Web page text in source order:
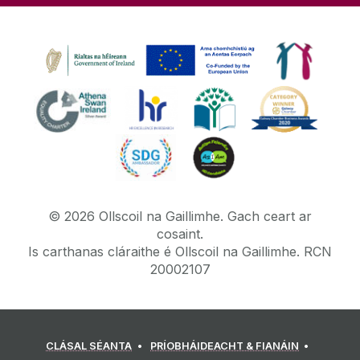
© 2026 Ollscoil na Gaillimhe. Gach ceart ar
cosaint.
Is carthanas cláraithe é Ollscoil na Gaillimhe. RCN
20002107
CLÁSAL SÉANTA PRÍOBHÁIDEACHT & FIANÁIN